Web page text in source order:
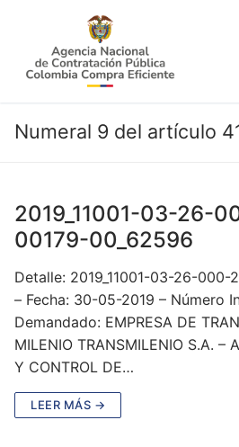
contenido
Numeral 9 del artículo
2019_11001-03-26-
00179-00_62596
Detalle: 2019_11001-03-26-000-
– Fecha: 30-05-2019 – Número
Demandado: EMPRESA DE
MILENIO TRANSMILENIO S.A. –
Y CONTROL DE…
LEER MÁS →